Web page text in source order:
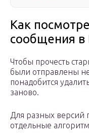
Как
сообщения в
Чтобы прочесть
были отправлены
понадобится
заново.
Для разных версий
отдельные